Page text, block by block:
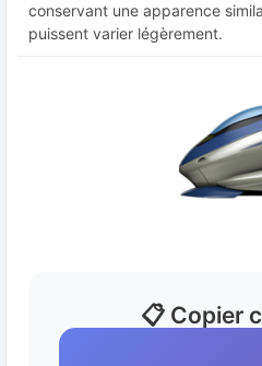
conservant une apparence
puissent varier légèrement.
📋 Copier